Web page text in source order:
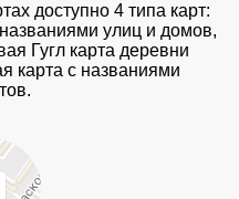
доступно 4 типа карт:
улиц и домов,
Гугл карта деревни
карта с названиями